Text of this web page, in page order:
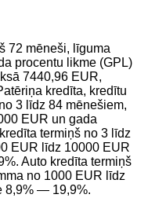
72 mēneši, līguma
procentu likme (GPL)
7440,96 EUR,
kredīta, kredītu
3 līdz 84 mēnešiem,
EUR un gada
termiņš no 3 līdz
EUR līdz 10000 EUR
Auto kredīta termiņš
no 1000 EUR līdz
8,9% — 19,9%.